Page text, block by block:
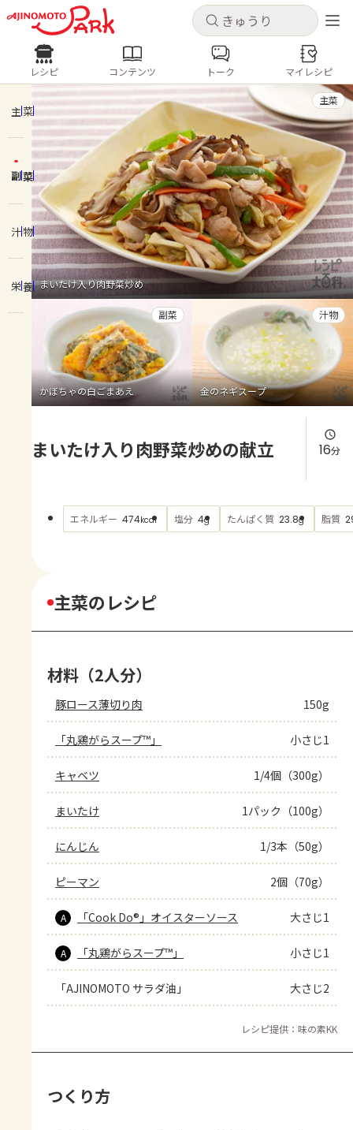
キャンセル
ログインするとレシピを保存できます
ログイン 新規登録
ホーム
コンテンツ
レシピ
トーク
よくあるお問い合わせ
お買い物
AJINOMOTO PARK とは
キャンセル
レシピ コンテンツ
人気の食材・レシピ
きゅうり なす トマト
とうもろこし
ピーマン
みょうが ゴーヤ
レシピ コンテンツ トーク マイレシピ
主菜
副菜
汁物
栄養 まいたけ入り肉野菜炒め
主菜
かぼちゃの白ごまあえ
副菜
金のネギスープ
汁物
まいたけ入り肉野菜炒めの献立 16分
エネルギー 474kcal 塩分 4g たんぱく質 23.8g 脂質
主菜のレシピ
材料（2人分）
豚ロース薄切り肉 150g
「丸鶏がらスープ™」 小さじ1
キャベツ 1/4個（300g）
まいたけ 1パック（100g）
にんじん 1/3本（50g）
ピーマン 2個（70g）
A 「Cook Do®」オイスターソース 大さじ1
A 「丸鶏がらスープ™」 小さじ1
「AJINOMOTO サラダ油」 大さじ2
レシピ提供：味の素KK
つくり方